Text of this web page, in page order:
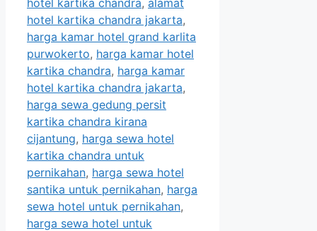
hotel kartika chandra jakarta,
harga kamar hotel grand karlita
purwokerto, harga kamar hotel
kartika chandra, harga kamar
hotel kartika chandra jakarta,
harga sewa gedung persit
kartika chandra kirana
cijantung, harga sewa hotel
kartika chandra untuk
pernikahan, harga sewa hotel
santika untuk pernikahan, harga
sewa hotel untuk pernikahan,
harga sewa hotel untuk